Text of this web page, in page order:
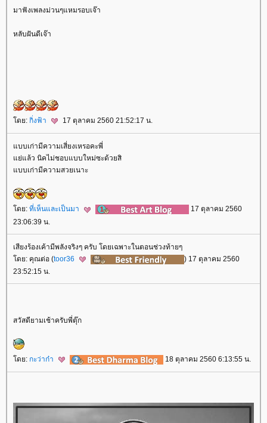
มาฟังเพลงม่วนๆแหมรอบเจ๊า
หลับฝันดีเจ๊า
ดย: กิ่งฟ้า 17 ตุลาคม 2560 21:52:17 น.
บบเก่ามีความเสี่ยงเหรอคะพี่
่แล้ว นิคไม่ชอบแบบใหม่ซะด้วยสิ
บบเก่ามีความสวยเนาะ
ดย: ที่เห็นและเป็นมา
17 ตุลาคม 2560
23:06:39 น.
เสียงร้องเค้ามีพลังจริงๆ ครับ โดยเฉพาะในตอนช่วงท้ายๆ
ดย: คุณต่อ (toor36
) 17 ตุลาคม 2560
23:52:15 น.
สวัสดียามเช้าครับพี่ตุ๊ก
ดย: กะว่าก๋า 18 ตุลาคม 2560 6:13:55 น.